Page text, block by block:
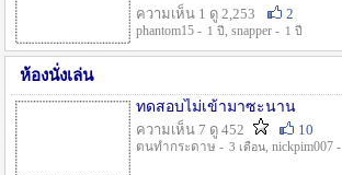
ความเห็น 1 ดู 2,253
2
phantom15 - 1 ปี , snapper - 1 ปี
ห้องนั่งเล่น
ทดสอบไม่เข้ามาซะนาน
ความเห็น 7 ดู 452
10
ตนทำกระดาษ - 3 เดือน, nickpim007 -